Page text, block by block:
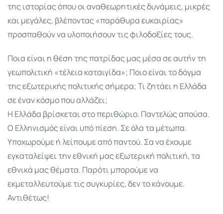
της ιστορίας όπου οι αναθεωρητικές δυνάμεις, μικρές
και μεγάλες, βλέποντας «παράθυρα ευκαιρίας»
προσπαθούν να υλοποιήσουν τις φιλοδοξίες τους.
Ποια είναι η θέση της πατρίδας μας μέσα σε αυτήν τη
γεωπολιτική «τέλεια καταιγίδα»; Ποιο είναι το δόγμα
της εξωτερικής πολιτικής σήμερα; Τι ζητάει η Ελλάδα
σε έναν κόσμο που αλλάζει;
Η Ελλάδα βρίσκεται στο περιθώριο. Παντελώς απούσα.
Ο Ελληνισμός είναι υπό πίεση. Σε όλα τα μέτωπα.
Υποχωρούμε ή λείπουμε από παντού. Σα να έχουμε
εγκαταλείψει την εθνική μας εξωτερική πολιτική, τα
εθνικά μας θέματα. Παρότι μπορούμε να
εκμεταλλευτούμε τις συγκυρίες, δεν το κάνουμε.
Αντιθέτως!